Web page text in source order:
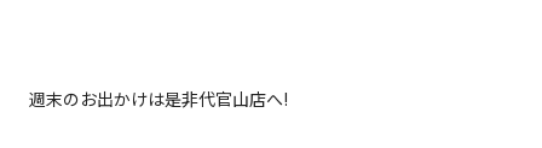
週末のお出かけは是非代官山店へ!